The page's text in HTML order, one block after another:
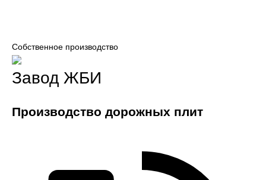
Собственное производство
Завод ЖБИ
Производство дорожных плит